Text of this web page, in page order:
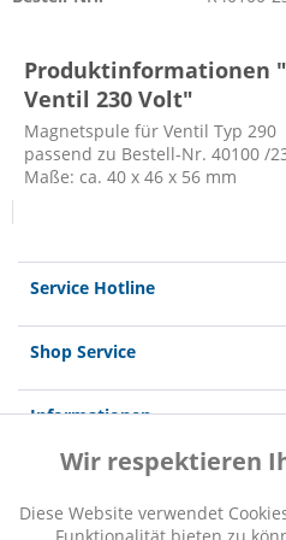
Produktinformationen
Ventil 230 Volt"
Magnetspule für Ventil Typ 290
passend zu Bestell-Nr. 40100 /
Maße: ca. 40 x 46 x 56 mm
Service Hotline
Shop Service
Informationen
Funktionale
Wir respektieren
Diese Website verwendet